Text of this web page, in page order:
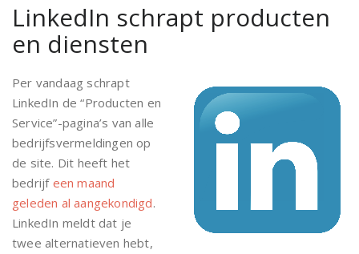
LinkedIn schrapt producten
en diensten
Per vandaag schrapt
LinkedIn de “Producten en
Service”-pagina’s van alle
bedrijfsvermeldingen op
de site. Dit heeft het
bedrijf een maand
geleden al aangekondigd.
LinkedIn meldt dat je
twee alternatieven hebt,